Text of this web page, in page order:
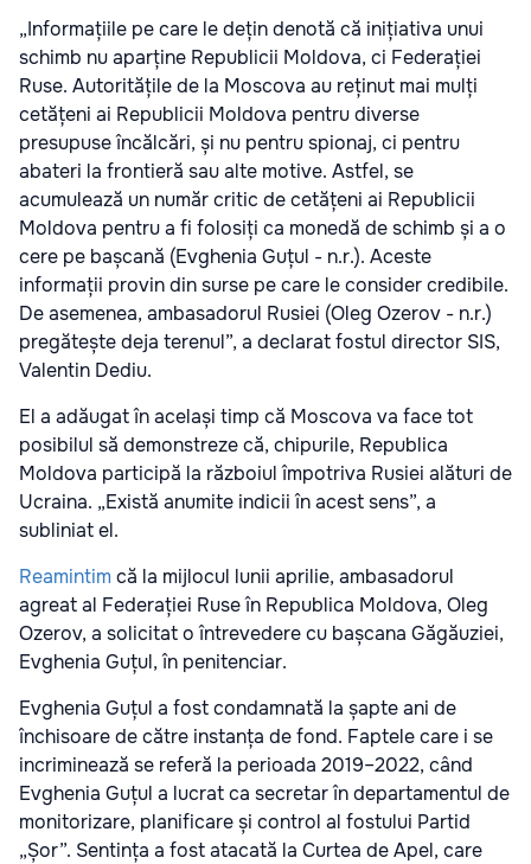
„Informațiile pe care le dețin denotă că inițiativa unui
schimb nu aparține Republicii Moldova, ci Federației
Ruse. Autoritățile de la Moscova au reținut mai mulți
cetățeni ai Republicii Moldova pentru diverse
presupuse încălcări, și nu pentru spionaj, ci pentru
abateri la frontieră sau alte motive. Astfel, se
acumulează un număr critic de cetățeni ai Republicii
Moldova pentru a fi folosiți ca monedă de schimb și a o
cere pe bașcană (Evghenia Guțul - n.r.). Aceste
informații provin din surse pe care le consider credibile.
De asemenea, ambasadorul Rusiei (Oleg Ozerov - n.r.)
pregătește deja terenul”, a declarat fostul director SIS,
Valentin Dediu.
El a adăugat în același timp că Moscova va face tot
posibilul să demonstreze că, chipurile, Republica
Moldova participă la războiul împotriva Rusiei alături de
Ucraina. „Există anumite indicii în acest sens”, a
subliniat el.
Reamintim că la mijlocul lunii aprilie, ambasadorul
agreat al Federației Ruse în Republica Moldova, Oleg
Ozerov, a solicitat o întrevedere cu bașcana Găgăuziei,
Evghenia Guțul, în penitenciar.
Evghenia Guțul a fost condamnată la șapte ani de
închisoare de către instanța de fond. Faptele care i se
incriminează se referă la perioada 2019–2022, când
Evghenia Guțul a lucrat ca secretar în departamentul de
monitorizare, planificare și control al fostului Partid
„Șor”. Sentința a fost atacată la Curtea de Apel, care